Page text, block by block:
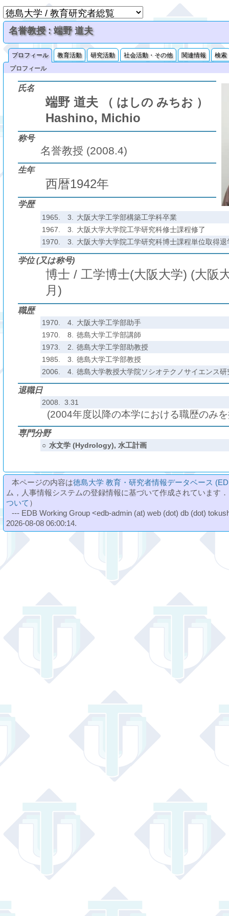
名誉教授 : 端野 道夫
プロフィール 教育活動 研究活動 社会活動・その他 関連情報
検索
プロフィール
氏名
端野 道夫 （ はしの みちお ）
Hashino, Michio
称号
名誉教授 (2008.4)
生年
西暦1942年
学歴
1965. 3.
大阪大学工学部構築工学科卒業
1967.
3.
大阪大学大学院工学研究科修士課程修了
1970.
3. 大阪大学大学院工学研究科博士課程単位取得退
学位 (又は称号)
博士 / 工学博士(大阪大学) (大阪
月)
職歴
1970. 4.
大阪大学工学部助手
1970.
8.
徳島大学工学部講師
1973.
2.
徳島大学工学部助教授
1985.
3.
徳島大学工学部教授
2006.
4. 徳島大学教授大学院ソシオテクノサイエンス研
退職日
2008. 3.31
(2004年度以降の本学における職歴のみ
専門分野
○ 水文学 (Hydrology), 水工計画
本ページの内容は徳島大学 教育・研究者情報データベース
ム，人事情報システムの登録情報に基づいて作成されています
ついて ）
--- EDB Working Group <edb-admin (at) web (dot) db (dot)
2026-08-08 06:00:14.